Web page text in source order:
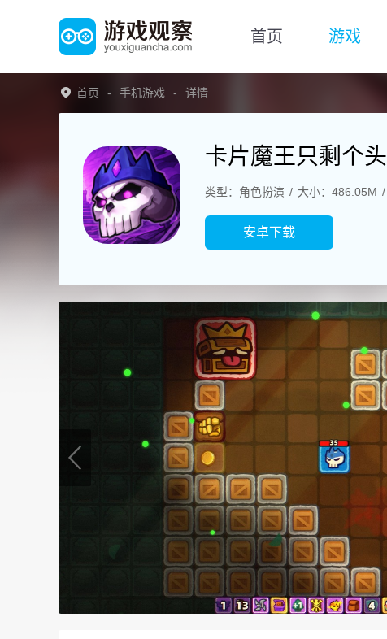
首页 游戏
首页 手机游戏 详情
卡片魔王只剩个头
类型：角色扮演 大小：486.05M
安卓下载